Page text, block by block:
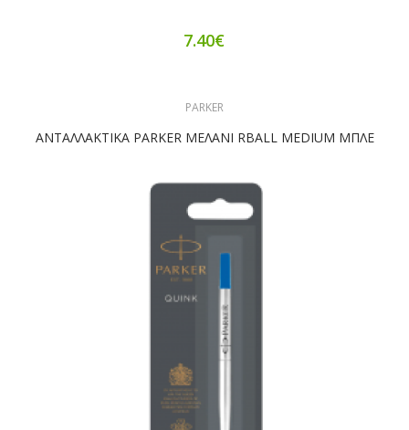
7.40€
PARKER
ΑΝΤΑΛΛΑΚΤΙΚΑ PARKER ΜΕΛΑΝΙ RBALL MEDIUM ΜΠΛΕ